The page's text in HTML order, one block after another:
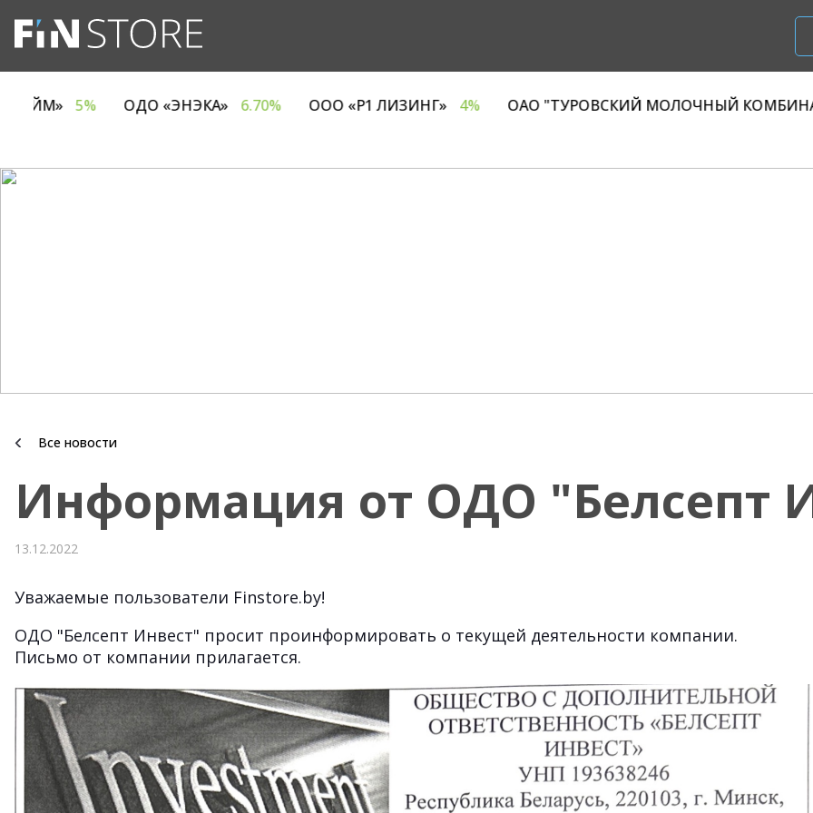
ЕВРОТАЙМ» 5% ОДО «ЭНЭКА» 6.70% ООО «Р1 ЛИЗИНГ» 4% ОАО "ТУРОВСКИЙ
Все новости
Информация от ОДО "Белсепт
13.12.2022
Уважаемые пользователи Finstore.by!
ОДО "Белсепт Инвест" просит проинформировать о текущей деятельности компании.
Письмо от компании прилагается.